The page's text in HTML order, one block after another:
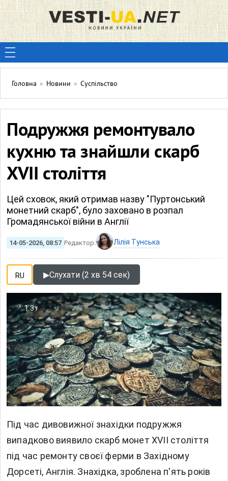
Головна » Новини » Суспільство
Подружжя ремонтувало
кухню та знайшли скарб
XVII століття
Цей сховок, який отримав назву "Пуртонський
монетний скарб", було заховано в розпал
Громадянської війни в Англії
14-05-2026, 08:57 Редактор: Лілія Тунська
RU ▶Слухати (2 хв 54 сек)
1.3т
Під час дивовижної знахідки подружжя
випадково виявило скарб монет XVII століття
під час ремонту своєї ферми в Західному
Дорсеті, Англія. Знахідка, зроблена п'ять років